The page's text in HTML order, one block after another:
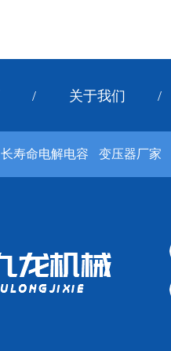
/ 关于我们 /
长寿命电解电容 变压器厂家